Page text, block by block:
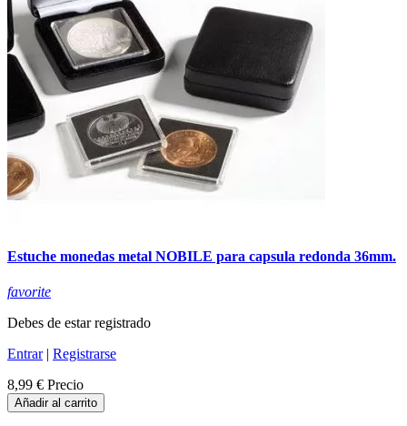
Estuche monedas metal NOBILE para capsula redonda 36mm.
favorite
Debes de estar registrado
Entrar| Registrarse
8,99 € Precio
Añadir al carrito